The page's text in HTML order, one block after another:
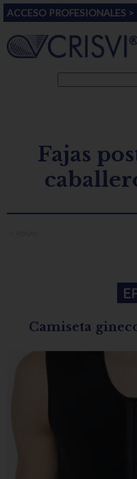
ACCESO PROFESIONALES >
Fajas
Camiseta